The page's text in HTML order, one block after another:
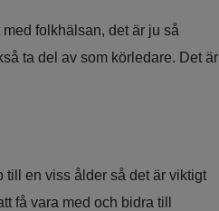
folkhälsan, det är ju så
ta del av som körledare. Det är
till en viss ålder så det är viktigt
få vara med och bidra till